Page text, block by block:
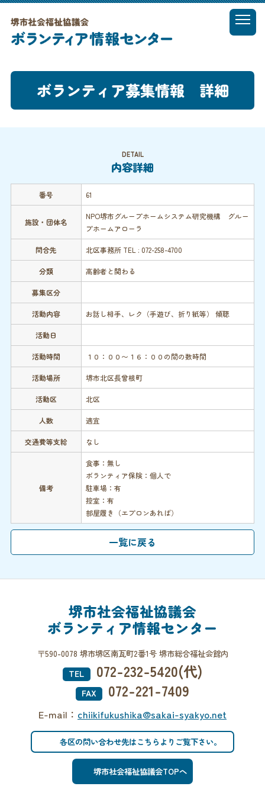
t
o
l
a
i
MENU
ボランティア募集情報 詳細
DETAIL
内容詳細
番号 61
施設・団体名
NPO堺市グループホームシステム研究機構 グルー
プホームアローラ
問合先 北区事務所 TEL : 072-258-4700
分類 高齢者と関わる
募集区分
活動内容 お話し相手、レク（手遊び、折り紙等） 傾聴
活動日
活動時間 １０：００〜１６：００の間の数時間
活動場所 堺市北区長曾根町
活動区 北区
人数 適宜
交通費等支給 なし
備考
食事：無し
ボランティア保険：個人で
駐車場：有
控室：有
部屋履き（エプロンあれば）
堺市社会福祉協議会
ボランティア情報センター
〒590-0078 堺市堺区南瓦町2番1号 堺市総合福祉会館内
TEL
072-232-5420(代)
FAX 072-221-7409
E-mail： chiikifukushika@sakai-syakyo.net
各区の問い合わせ先はこちらよりご覧下さい。
堺市社会福祉協議会TOPへ